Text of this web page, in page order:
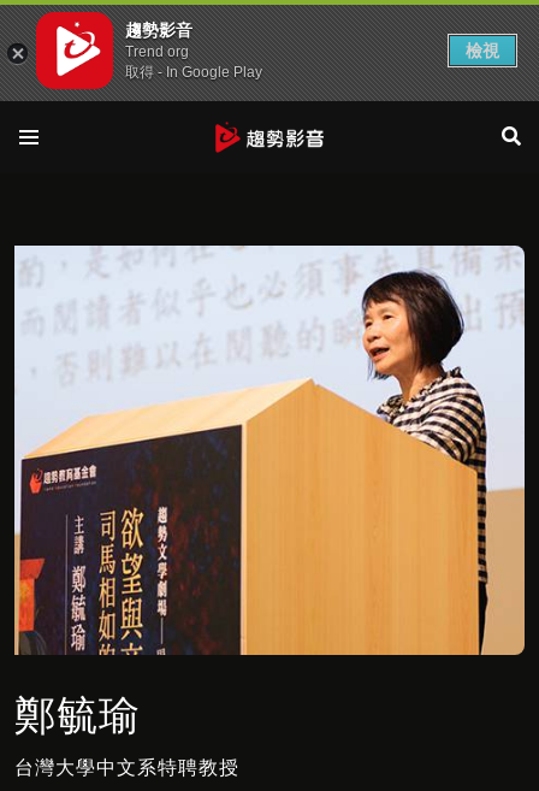
鄭毓瑜
台灣大學中文系特聘教授
趨勢影音
Trend org
取得 - In Google Play
檢視